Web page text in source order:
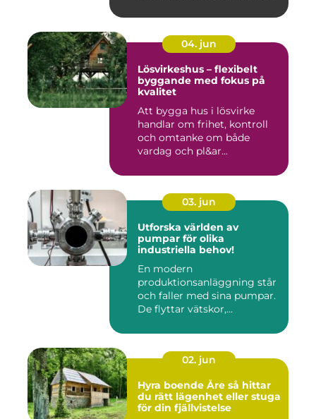
04. jun
Lösvirkeshus – flexibelt
byggande med fokus på
kvalitet
Att bygga hus i lösvirke
handlar om frihet, kontroll
och omtanke om både
vardag och pl&ar...
03. jun
Utforska världen av
pumpar för olika
industriella behov!
En modern
produktionsanläggning står
och faller med sina pumpar.
De flyttar vätskor,...
02. jun
Hyra boende Åre så hittar
du rätt lägenhet eller stuga
för din fjällvistelse